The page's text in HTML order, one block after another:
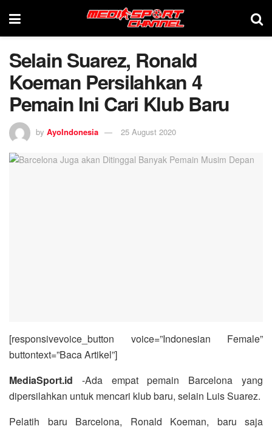
Selain Suarez, Ronald
Koeman Persilahkan 4
Pemain Ini Cari Klub Baru
by AyoIndonesia 25 August 2020
[responsivevoice_button voice=”Indonesian Female”
buttontext=”Baca Artikel”]
MediaSport.id -Ada empat pemain Barcelona yang
dipersilahkan untuk mencari klub baru, selain Luis Suarez.
Pelatih baru Barcelona, Ronald Koeman, baru saja